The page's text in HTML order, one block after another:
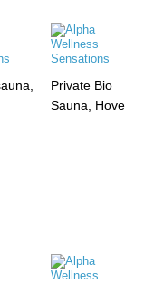
Private Bio
Sauna, Hove